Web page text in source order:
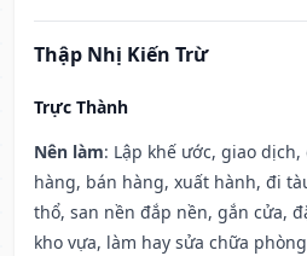
Thập Nhị Kiến Trừ
Trực Thành
Nên làm: Lập khế ước, giao
hàng, bán hàng, xuất hành, đi
thổ, san nền đắp nền, gắn cửa,
kho vựa, làm hay sửa chữa